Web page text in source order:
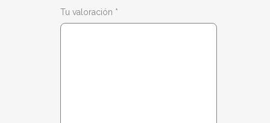
Tu valoración *